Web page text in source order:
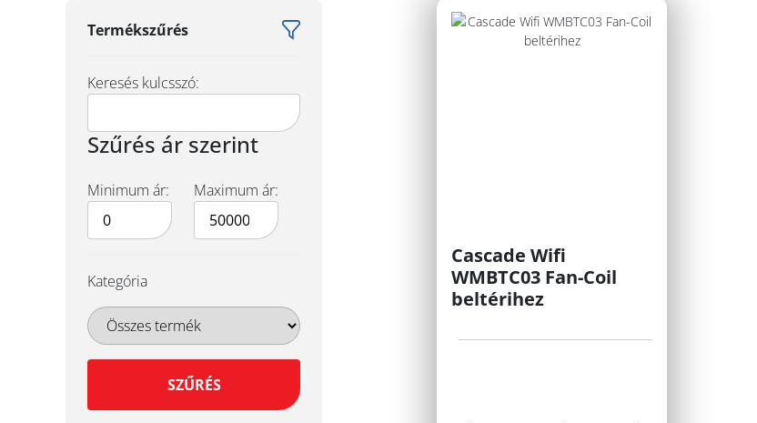
Termékszűrés
Keresés kulcsszó:
Szűrés ár szerint
Minimum ár: Maximum ár:
Kategória
SZŰRÉS
Cascade Wifi
WMBTC03 Fan-Coil
beltérihez